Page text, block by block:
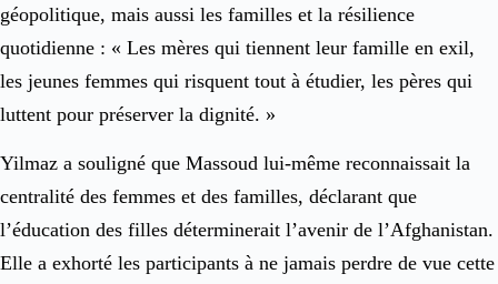
géopolitique, mais aussi les familles et la résilience
quotidienne : « Les mères qui tiennent leur famille en exil,
les jeunes femmes qui risquent tout à étudier, les pères qui
luttent pour préserver la dignité. »
Yilmaz a souligné que Massoud lui-même reconnaissait la
centralité des femmes et des familles, déclarant que
l’éducation des filles déterminerait l’avenir de l’Afghanistan.
Elle a exhorté les participants à ne jamais perdre de vue cette